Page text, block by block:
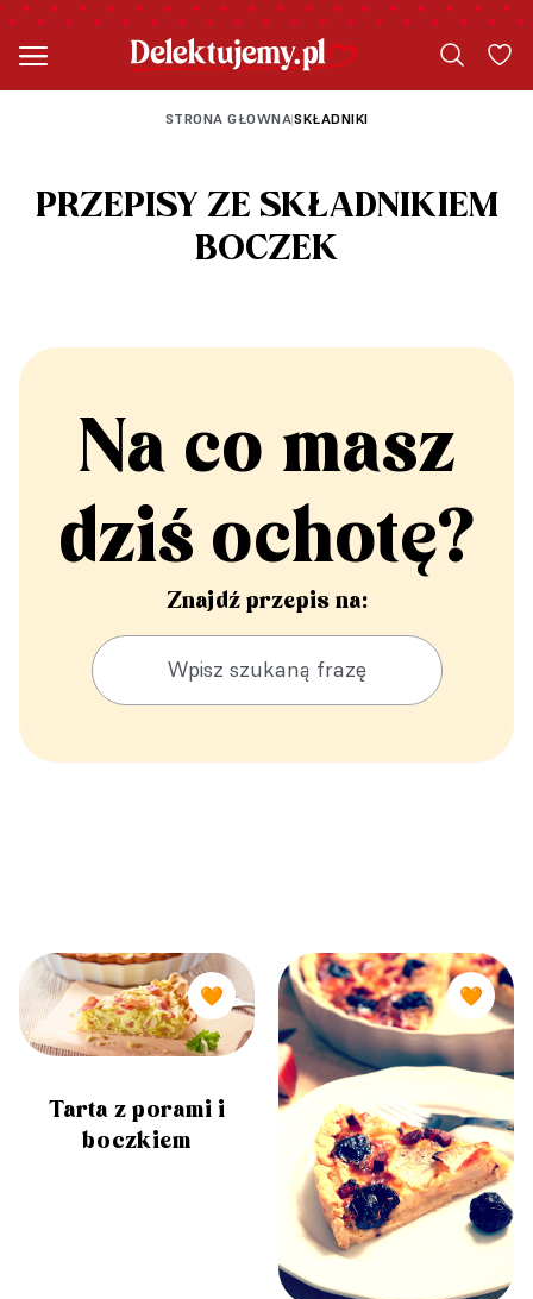
STRONA GŁOWNA|SKŁADNIKI
PRZEPISY ZE SKŁADNIKIEM
BOCZEK
Na co masz
dziś ochotę?
Znajdź przepis na:
🧡
Tarta z porami i
boczkiem
🧡